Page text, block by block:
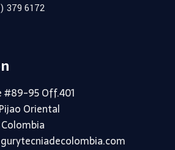
379 6172
#89-95 Off.401
Oriental